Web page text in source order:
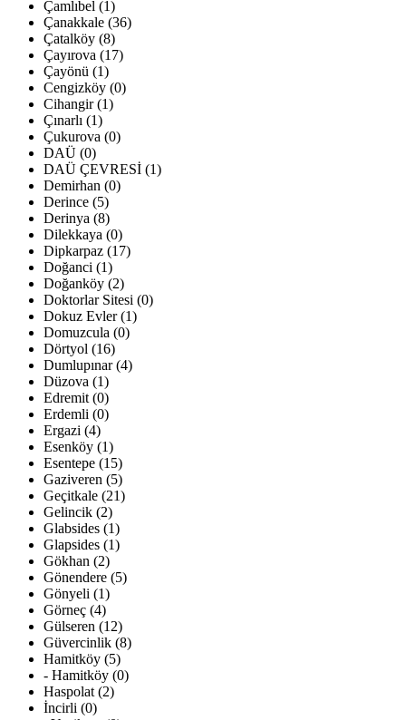
Çamlıbel (1)
Çanakkale (36)
Çatalköy (8)
Çayırova (17)
Çayönü (1)
Cengizköy (0)
Cihangir (1)
Çınarlı (1)
Çukurova (0)
DAÜ (0)
DAÜ ÇEVRESİ (1)
Demirhan (0)
Derince (5)
Derinya (8)
Dilekkaya (0)
Dipkarpaz (17)
Doğanci (1)
Doğanköy (2)
Doktorlar Sitesi (0)
Dokuz Evler (1)
Domuzcula (0)
Dörtyol (16)
Dumlupınar (4)
Düzova (1)
Edremit (0)
Erdemli (0)
Ergazi (4)
Esenköy (1)
Esentepe (15)
Gaziveren (5)
Geçitkale (21)
Gelincik (2)
Glabsides (1)
Glapsides (1)
Gökhan (2)
Gönendere (5)
Gönyeli (1)
Görneç (4)
Gülseren (12)
Güvercinlik (8)
Hamitköy (5)
- Hamitköy (0)
Haspolat (2)
İncirli (0)